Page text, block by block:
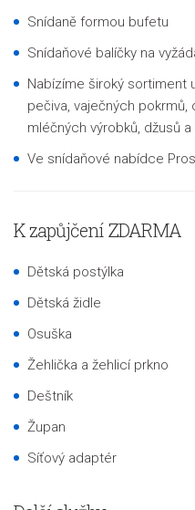
Snídaně formou bufetu
Snídaňové balíčky na
Nabízíme široký sortiment
pečiva, vaječných pokrmů,
mléčných výrobků, džusů
Ve snídaňové nabídce
K zapůjčení ZDARMA
Dětská postýlka
Dětská židle
Osuška
Žehlička a žehlicí prkno
Deštník
Župan
Síťový adaptér